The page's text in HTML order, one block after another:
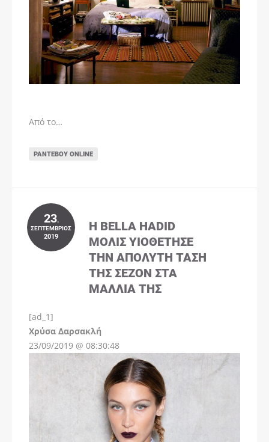
Από το…
ΡΑΝΤΕΒΟΎ ONLINE
23.
ΣΕΠΤΈΜΒΡΙΟΣ
2019
Η BELLA HADID
ΜΌΛΙΣ ΥΙΟΘΈΤΗΣΕ
ΤΗΝ ΑΠΌΛΥΤΗ ΤΆΣΗ
ΤΗΣ ΣΕΖΌΝ ΣΤΑ
ΜΑΛΛΙΆ ΤΗΣ
[ad_1]
Χρύσα Δαρσακλή
23/09/2019 @ 08:30:48